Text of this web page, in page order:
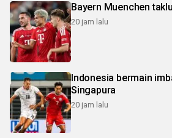
Bayern Muenchen
20 jam lalu
Indonesia bermain
Singapura
20 jam lalu